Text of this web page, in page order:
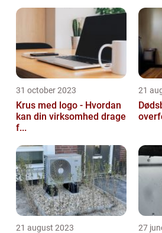
31 october 2023
Krus med logo - Hvordan
kan din virksomhed drage
f...
21
21 august 2023 27